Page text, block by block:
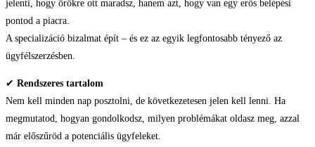
jelenti, hogy örökre ott maradsz, hanem azt, hogy van egy erős belépési
pontod a piacra.
A specializáció bizalmat épít – és ez az egyik legfontosabb tényező az
ügyfélszerzésben.
✔ Rendszeres tartalom
Nem kell minden nap posztolni, de következetesen jelen kell lenni. Ha
megmutatod, hogyan gondolkodsz, milyen problémákat oldasz meg, azzal
már előszűröd a potenciális ügyfeleket.